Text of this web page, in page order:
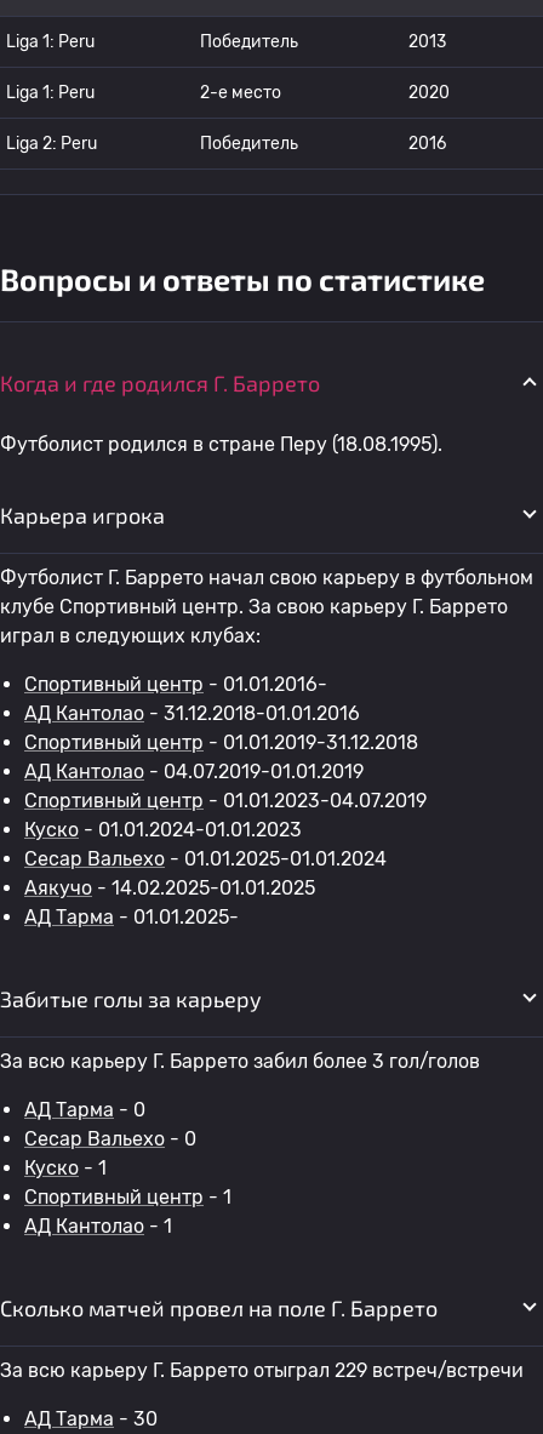
Liga 1: Peru Победитель 2013
Liga 1: Peru 2-е место 2020
Liga 2: Peru Победитель 2016
Вопросы и ответы по статистике
Когда и где родился Г. Баррето
Футболист родился в стране Перу (18.08.1995).
Карьера игрока
Футболист Г. Баррето начал свою карьеру в футбольном
клубе Спортивный центр. За свою карьеру Г. Баррето
играл в следующих клубах:
Спортивный центр - 01.01.2016-
АД Кантолао - 31.12.2018-01.01.2016
Спортивный центр - 01.01.2019-31.12.2018
АД Кантолао - 04.07.2019-01.01.2019
Спортивный центр - 01.01.2023-04.07.2019
Куско - 01.01.2024-01.01.2023
Сесар Вальехо - 01.01.2025-01.01.2024
Аякучо - 14.02.2025-01.01.2025
АД Тарма - 01.01.2025-
Забитые голы за карьеру
За всю карьеру Г. Баррето забил более 3 гол/голов
АД Тарма - 0
Сесар Вальехо - 0
Куско - 1
Спортивный центр - 1
АД Кантолао - 1
Сколько матчей провел на поле Г. Баррето
За всю карьеру Г. Баррето отыграл 229 встреч/встречи
АД Тарма - 30